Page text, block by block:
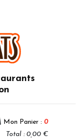
Mon Panier : 0
Total : 0,00 €